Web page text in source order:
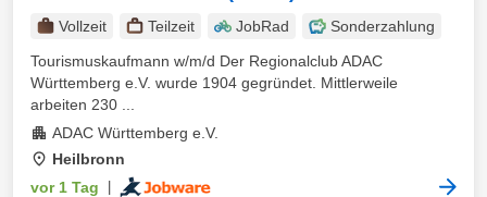
Vollzeit Teilzeit JobRad
Sonderzahlung
Tourismuskaufmann w/m/d Der Regionalclub ADAC
Württemberg e.V. wurde 1904 gegründet. Mittlerweile
arbeiten 230 ...
ADAC Württemberg e.V.
Heilbronn
vor 1 Tag